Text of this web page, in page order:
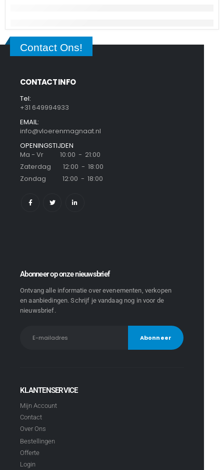
Contact Ons!
CONTACT INFO
Tel:
+31 649994933
EMAIL:
info@vloerenmagnaat.nl
OPENINGSTIJDEN
Ma - Vr 10:00 - 21:00
Zaterdag 12:00 - 18:00
Zondag 12:00 - 18:00
Abonneer op onze nieuwsbrief
Ontvang alle informatie over evenementen, verkopen
en aanbiedingen. Schrijf je vandaag nog in voor de
nieuwsbrief.
KLANTENSERVICE
Mijn Account
Contact
Over Ons
Bestellingen
Offerte
Login